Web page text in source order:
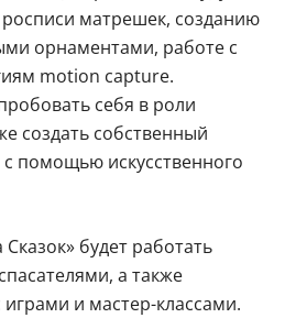
матрешек, созданию
орнаментами, работе с
motion capture.
себя в роли
создать собственный
помощью искусственного
будет работать
а также
и мастер-классами.